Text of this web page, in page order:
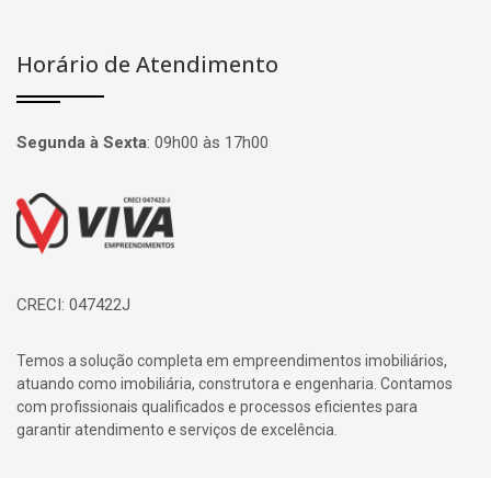
Horário de Atendimento
Segunda à Sexta: 09h00 às 17h00
Página inicial
CRECI: 047422J
Temos a solução completa em empreendimentos imobiliários,
atuando como imobiliária, construtora e engenharia. Contamos
com profissionais qualificados e processos eficientes para
garantir atendimento e serviços de excelência.